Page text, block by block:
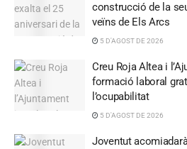
construcció de la
veïns de Els Arcs
5 D'AGOST DE 2026
Creu Roja Altea i
formació laboral
l’ocupabilitat
5 D'AGOST DE 2026
Joventut